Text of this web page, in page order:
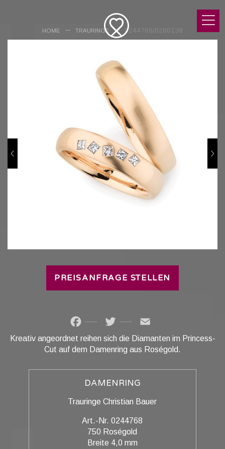
HOME TRAURINGE 0244768/0280138
PREISANFRAGE STELLEN
Facebook Twitter
Kreativ angeordnet reihen sich die Diamanten im Princess-
Cut auf dem Damenring aus Roségold.
DAMENRING
Trauringe Christian Bauer
Art.-Nr. 0244768
750 Roségold
Breite 4,0 mm